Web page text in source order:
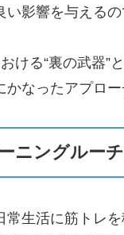
影響を与えるの
ける“裏の武器”
なったアプロー
ニングルー
生活に筋トレ